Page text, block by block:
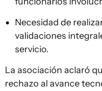
Necesidad de
validaciones
servicio.
La asociación aclaró
rechazo al avance